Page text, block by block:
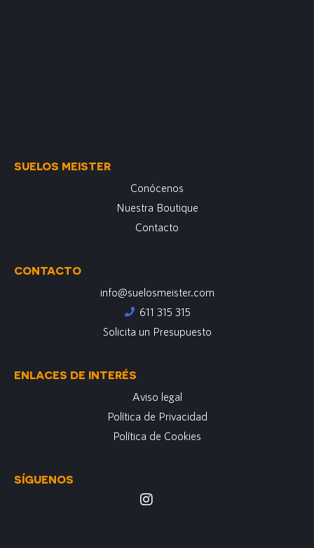
SUELOS MEISTER
Conócenos
Nuestra Boutique
Contacto
CONTACTO
info@suelosmeister.com
611 315 315
Solicita un Presupuesto
ENLACES DE INTERÉS
Aviso legal
Política de Privacidad
Política de Cookies
SÍGUENOS